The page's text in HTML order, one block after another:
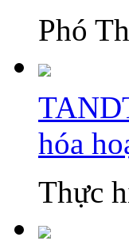
Phó
hóa
Thực